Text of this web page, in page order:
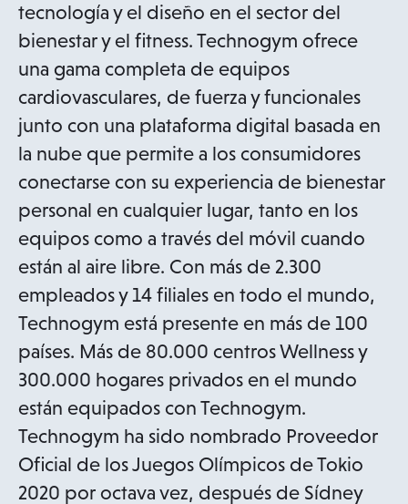
tecnología y el diseño en el sector del
bienestar y el fitness. Technogym ofrece
una gama completa de equipos
cardiovasculares, de fuerza y funcionales
junto con una plataforma digital basada en
la nube que permite a los consumidores
conectarse con su experiencia de bienestar
personal en cualquier lugar, tanto en los
equipos como a través del móvil cuando
están al aire libre. Con más de 2.300
empleados y 14 filiales en todo el mundo,
Technogym está presente en más de 100
países. Más de 80.000 centros Wellness y
300.000 hogares privados en el mundo
están equipados con Technogym.
Technogym ha sido nombrado Proveedor
Oficial de los Juegos Olímpicos de Tokio
2020 por octava vez, después de Sídney